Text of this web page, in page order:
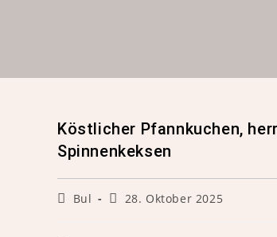
Köstlicher Pfannkuchen,
Spinnenkeksen
Bul 28. Oktober 2025